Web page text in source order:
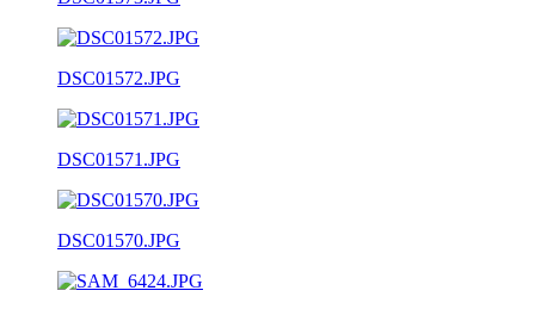
DSC01572.JPG
DSC01571.JPG
DSC01570.JPG